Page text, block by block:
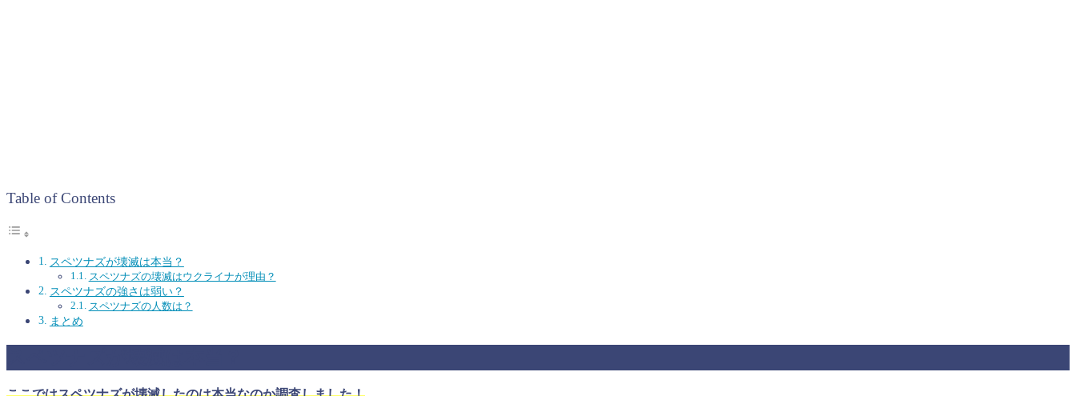
Table of Contents
スペツナズが壊滅は本当？
スペツナズの壊滅はウクライナが理由？
スペツナズの強さは弱い？
スペツナズの人数は？
まとめ